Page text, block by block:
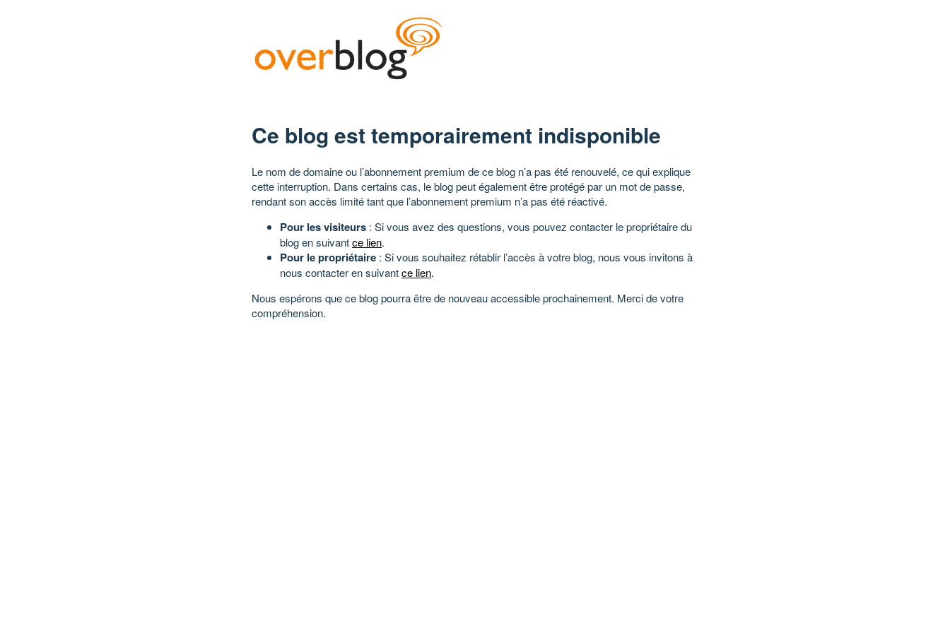
Ce blog est temporairement indisponible
Le nom de domaine ou l’abonnement premium de ce blog n’a pas été renouvelé, ce qui explique
cette interruption. Dans certains cas, le blog peut également être protégé par un mot de passe,
rendant son accès limité tant que l’abonnement premium n’a pas été réactivé.
Pour les visiteurs : Si vous avez des questions, vous pouvez contacter le propriétaire du
blog en suivantce lien.
Pour le propriétaire : Si vous souhaitez rétablir l’accès à votre blog, nous vous invitons à
nous contacter en suivantce lien.
Nous espérons que ce blog pourra être de nouveau accessible prochainement. Merci de votre
compréhension.